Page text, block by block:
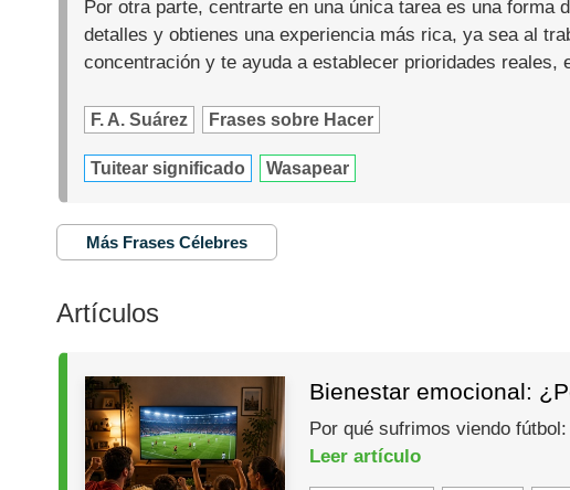
Por otra parte, centrarte en una única tarea es una
detalles y obtienes una experiencia más rica, ya sea al
concentración y te ayuda a establecer prioridades
F. A. Suárez Frases sobre Hacer
Tuitear significado Wasapear
Más Frases Célebres
Artículos
Bienestar emocional:
Por qué sufrimos viendo
Leer artículo